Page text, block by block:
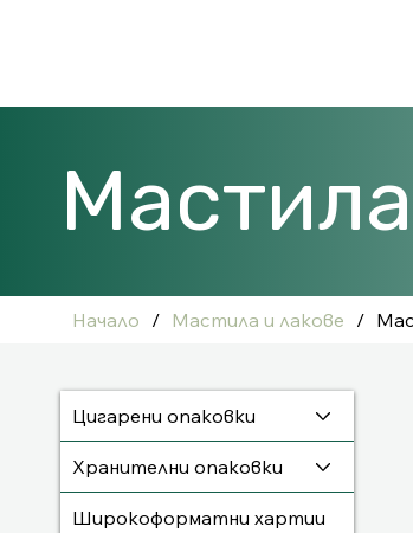
Начало / Мастила и лакове /
Цигарени опаковки
Хранителни опаковки
Широкоформатни хартии